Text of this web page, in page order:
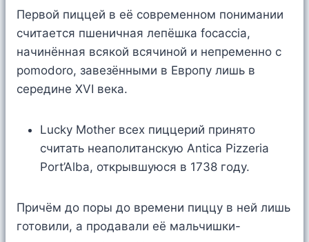
Первой пиццей в её современном понимании
считается пшеничная лепёшка focaccia,
начинённая всякой всячиной и непременно с
pomodoro, завезёнными в Европу лишь в
середине XVI века.
Lucky Mother всех пиццерий принято
считать неаполитанскую Antica Pizzeria
Port’Alba, открывшуюся в 1738 году.
Причём до поры до времени пиццу в ней лишь
готовили, а продавали её мальчишки-